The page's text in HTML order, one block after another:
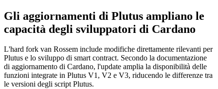
Gli aggiornamenti di Plutus ampliano le
capacità degli sviluppatori di Cardano
L'hard fork van Rossem include modifiche direttamente rilevanti per
Plutus e lo sviluppo di smart contract. Secondo la documentazione
di aggiornamento di Cardano, l'update amplia la disponibilità delle
funzioni integrate in Plutus V1, V2 e V3, riducendo le differenze tra
le versioni degli script Plutus.